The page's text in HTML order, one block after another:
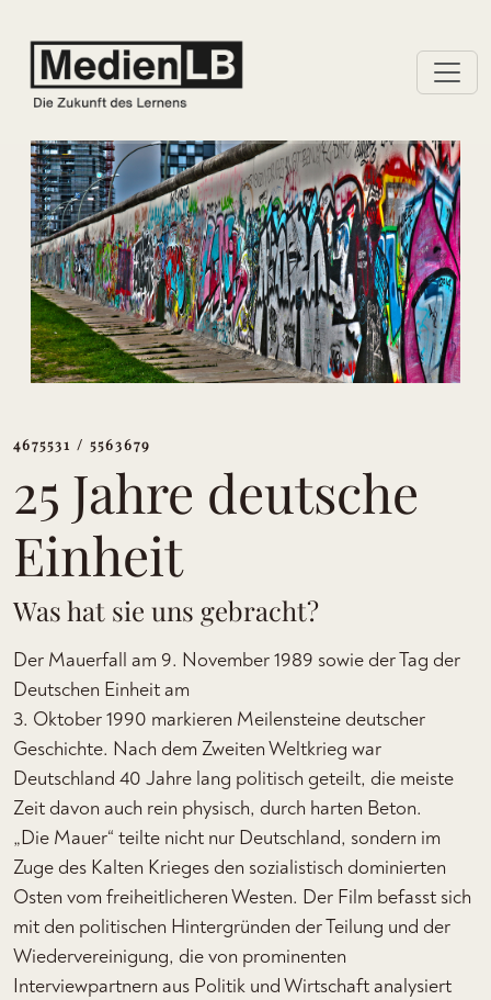
4675531 / 5563679
25 Jahre deutsche
Einheit
Was hat sie uns gebracht?
Der Mauerfall am 9. November 1989 sowie der Tag der
Deutschen Einheit am
3. Oktober 1990 markieren Meilensteine deutscher
Geschichte. Nach dem Zweiten Weltkrieg war
Deutschland 40 Jahre lang politisch geteilt, die meiste
Zeit davon auch rein physisch, durch harten Beton.
„Die Mauer“ teilte nicht nur Deutschland, sondern im
Zuge des Kalten Krieges den sozialistisch dominierten
Osten vom freiheitlicheren Westen. Der Film befasst sich
mit den politischen Hintergründen der Teilung und der
Wiedervereinigung, die von prominenten
Interviewpartnern aus Politik und Wirtschaft analysiert